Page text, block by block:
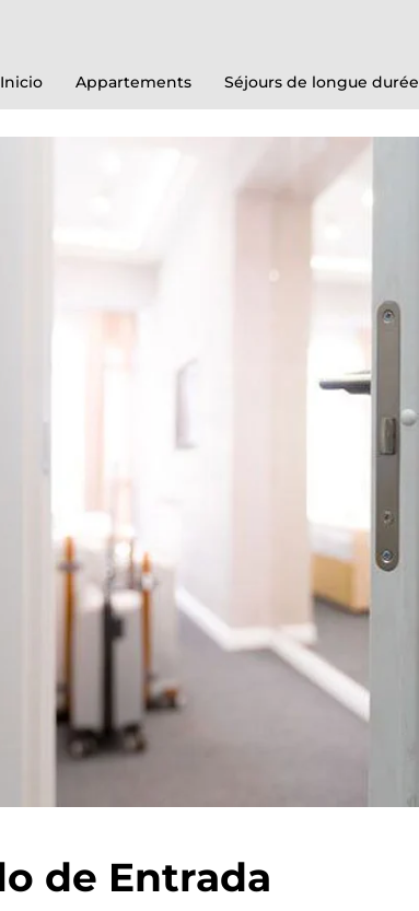
Inicio Appartements Séjours de longue durée
de Entrada